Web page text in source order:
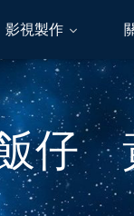
影視製作
仔